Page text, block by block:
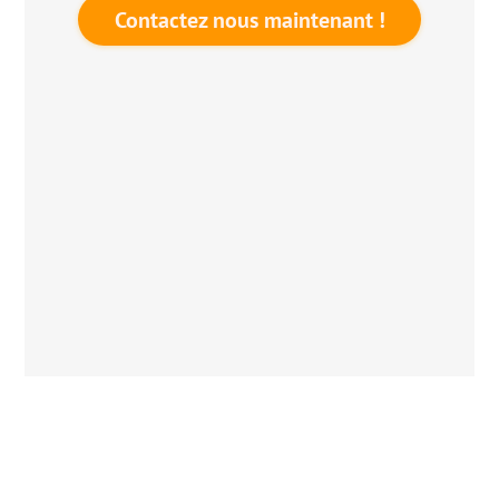
Contactez nous maintenant !